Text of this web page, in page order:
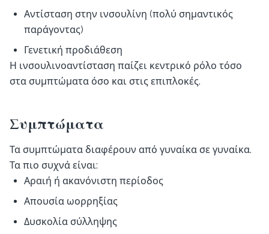
Αντίσταση στην ινσουλίνη (πολύ σημαντικός
παράγοντας)
Γενετική προδιάθεση
Η ινσουλινοαντίσταση παίζει κεντρικό ρόλο τόσο
στα συμπτώματα όσο και στις επιπλοκές.
Συμπτώματα
Τα συμπτώματα διαφέρουν από γυναίκα σε γυναίκα.
Τα πιο συχνά είναι:
Αραιή ή ακανόνιστη περίοδος
Απουσία ωορρηξίας
Δυσκολία σύλληψης